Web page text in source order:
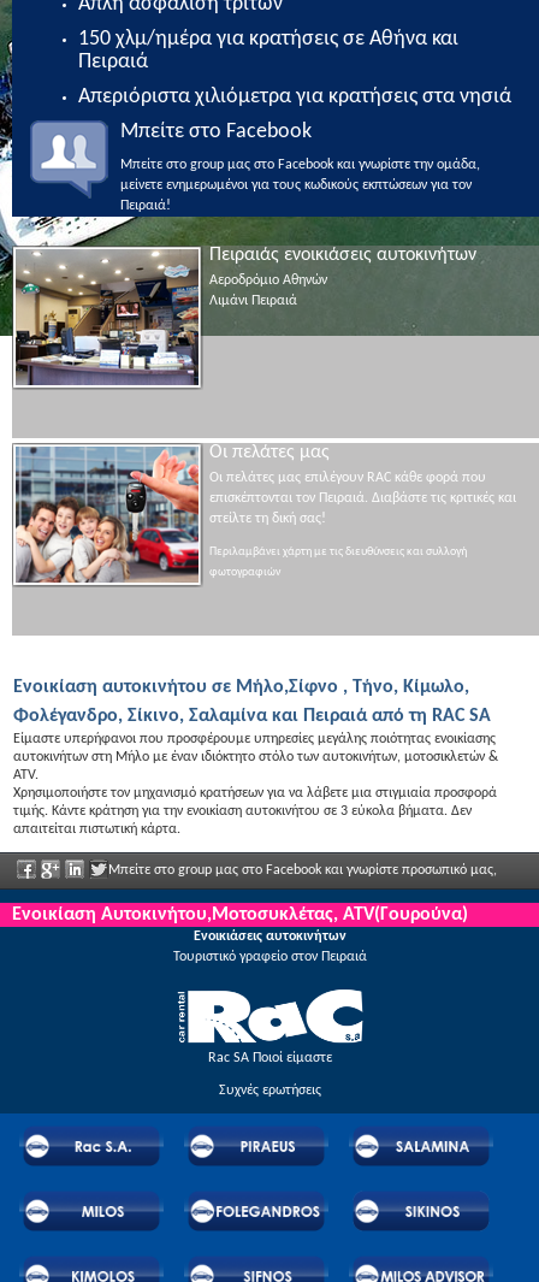
Απλή ασφάλιση τρίτων
150 χλμ/ημέρα για κρατήσεις σε Αθήνα και
Πειραιά
Απεριόριστα χιλιόμετρα για κρατήσεις στα νησιά
Μπείτε στο Facebook
Μπείτε στο group μας στο Facebook και γνωρίστε την ομάδα,
μείνετε ενημερωμένοι για τους κωδικούς εκπτώσεων για τον
Πειραιά!
Πειραιάς ενοικιάσεις αυτοκινήτων
Αεροδρόμιο Αθηνών
Λιμάνι Πειραιά
Οι πελάτες μας
Οι πελάτες μας επιλέγουν RAC κάθε φορά που
επισκέπτονται τον Πειραιά. Διαβάστε τις κριτικές και
στείλτε τη δική σας!
Περιλαμβάνει χάρτη με τις διευθύνσεις και συλλογή
φωτογραφιών
Ενοικίαση αυτοκινήτου σε Μήλο,Σίφνο , Τήνο, Κίμωλο,
Φολέγανδρο, Σίκινο, Σαλαμίνα και Πειραιά από τη RAC SA
Είμαστε υπερήφανοι που προσφέρουμε υπηρεσίες μεγάλης ποιότητας ενοικίασης
αυτοκινήτων στη Μήλο με έναν ιδιόκτητο στόλο των αυτοκινήτων, μοτοσικλετών &
ATV.
Χρησιμοποιήστε τον μηχανισμό κρατήσεων για να λάβετε μια στιγμιαία προσφορά
τιμής. Κάντε κράτηση για την ενοικίαση αυτοκινήτου σε 3 εύκολα βήματα. Δεν
απαιτείται πιστωτική κάρτα.
Μπείτε στο group μας στο Facebook και γνωρίστε προσωπικό μας,
πείτα μας τις απόψεις σας και απολαύστε μεγάλες εκπτώσεις και προσφορές που
Ενοικίαση Αυτοκινήτου,Μοτοσυκλέτας, ATV(Γουρούνα)
Ενοικιάσεις αυτοκινήτων
Τουριστικό γραφείο στον Πειραιά
Rac SA Ποιοί είμαστε
Συχνές ερωτήσεις